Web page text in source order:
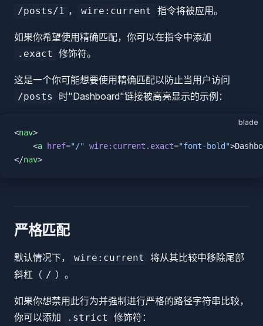
/posts/1 ， wire:current 指令将被应用。
如果你希望使用精确匹配，你可以在指令中添加
.exact 修饰符。
这是一个你可能想要使用精确匹配以防止当用户访问
/posts 时"Dashboard"链接被高亮显示的示例：
blade
<nav>
    <
a href="/" wire:current.exact="font-bold"
</nav>
严格匹配
默认情况下， wire:current
将从其比较中移除尾部
斜杠（ / ）。
如果你想禁用此行为并强制进行严格的路径字符串比较，
你可以添加
.strict 修饰符：